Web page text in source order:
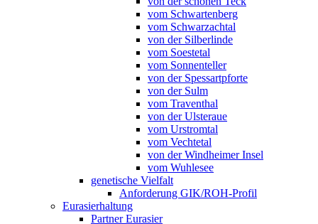
vom Schwartenberg
vom Schwarzachtal
von der Silberlinde
vom Soestetal
vom Sonnenteller
von der Spessartpforte
von der Sulm
vom Traventhal
von der Ulsteraue
vom Urstromtal
vom Vechtetal
von der Windheimer Insel
vom Wuhlesee
genetische Vielfalt
Anforderung GIK/ROH-Profil
Eurasierhaltung
Partner Eurasier